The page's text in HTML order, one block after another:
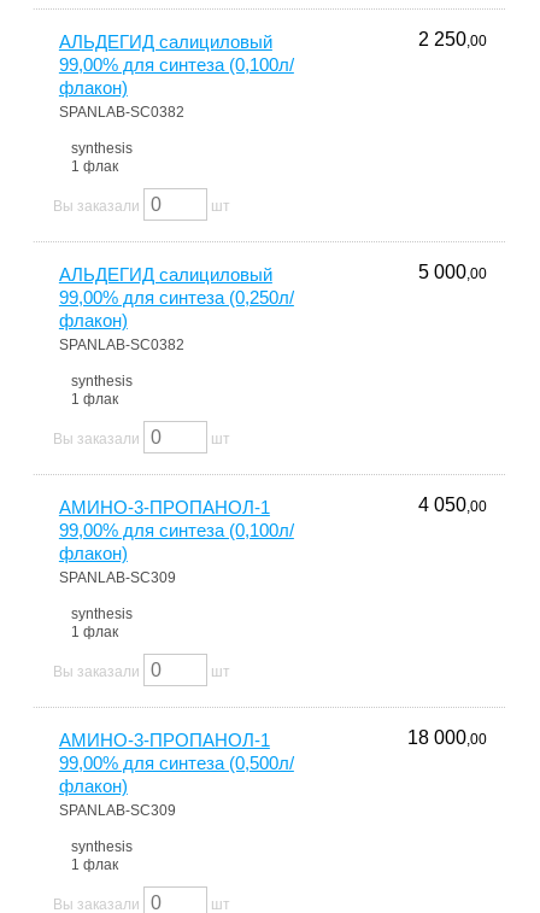
АЛЬДЕГИД салициловый
99,00% для синтеза (0,100л/
флакон)
SPANLAB-SC0382
synthesis
1 флак
2 250,00
Вы заказали шт
АЛЬДЕГИД салициловый
99,00% для синтеза (0,250л/
флакон)
SPANLAB-SC0382
synthesis
1 флак
5 000,00
Вы заказали шт
АМИНО-3-ПРОПАНОЛ-1
99,00% для синтеза (0,100л/
флакон)
SPANLAB-SC309
synthesis
1 флак
4 050,00
Вы заказали шт
АМИНО-3-ПРОПАНОЛ-1
99,00% для синтеза (0,500л/
флакон)
SPANLAB-SC309
synthesis
1 флак
18 000,00
Вы заказали шт